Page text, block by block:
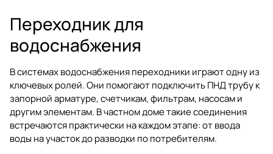
Переходник для
водоснабжения
В системах водоснабжения переходники играют одну из
ключевых ролей. Они помогают подключить ПНД трубу к
запорной арматуре, счетчикам, фильтрам, насосам и
другим элементам. В частном доме такие соединения
встречаются практически на каждом этапе: от ввода
воды на участок до разводки по потребителям.